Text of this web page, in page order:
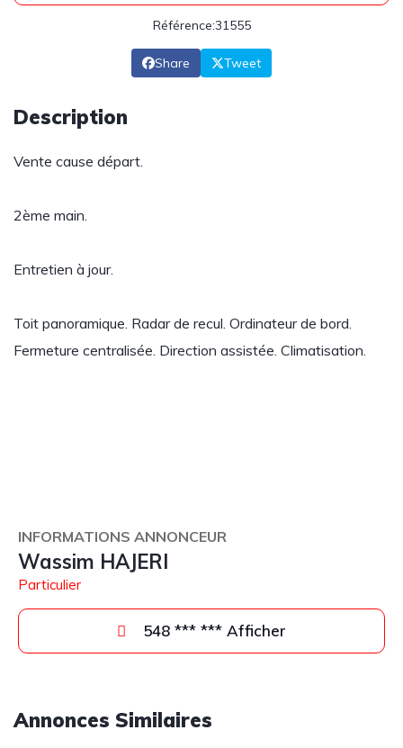
Référence:31555
Share Tweet
Description
Vente cause départ.
2ème main.
Entretien à jour.
Toit panoramique. Radar de recul. Ordinateur de bord.
Fermeture centralisée. Direction assistée. Climatisation.
INFORMATIONS ANNONCEUR
Wassim HAJERI
Particulier
548 *** *** Afficher
Annonces Similaires